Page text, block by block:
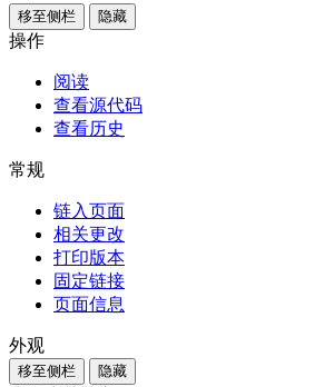
移至侧栏 隐藏
操作
阅读
查看源代码
查看历史
常规
链入页面
相关更改
打印版本
固定链接
页面信息
外观
移至侧栏 隐藏